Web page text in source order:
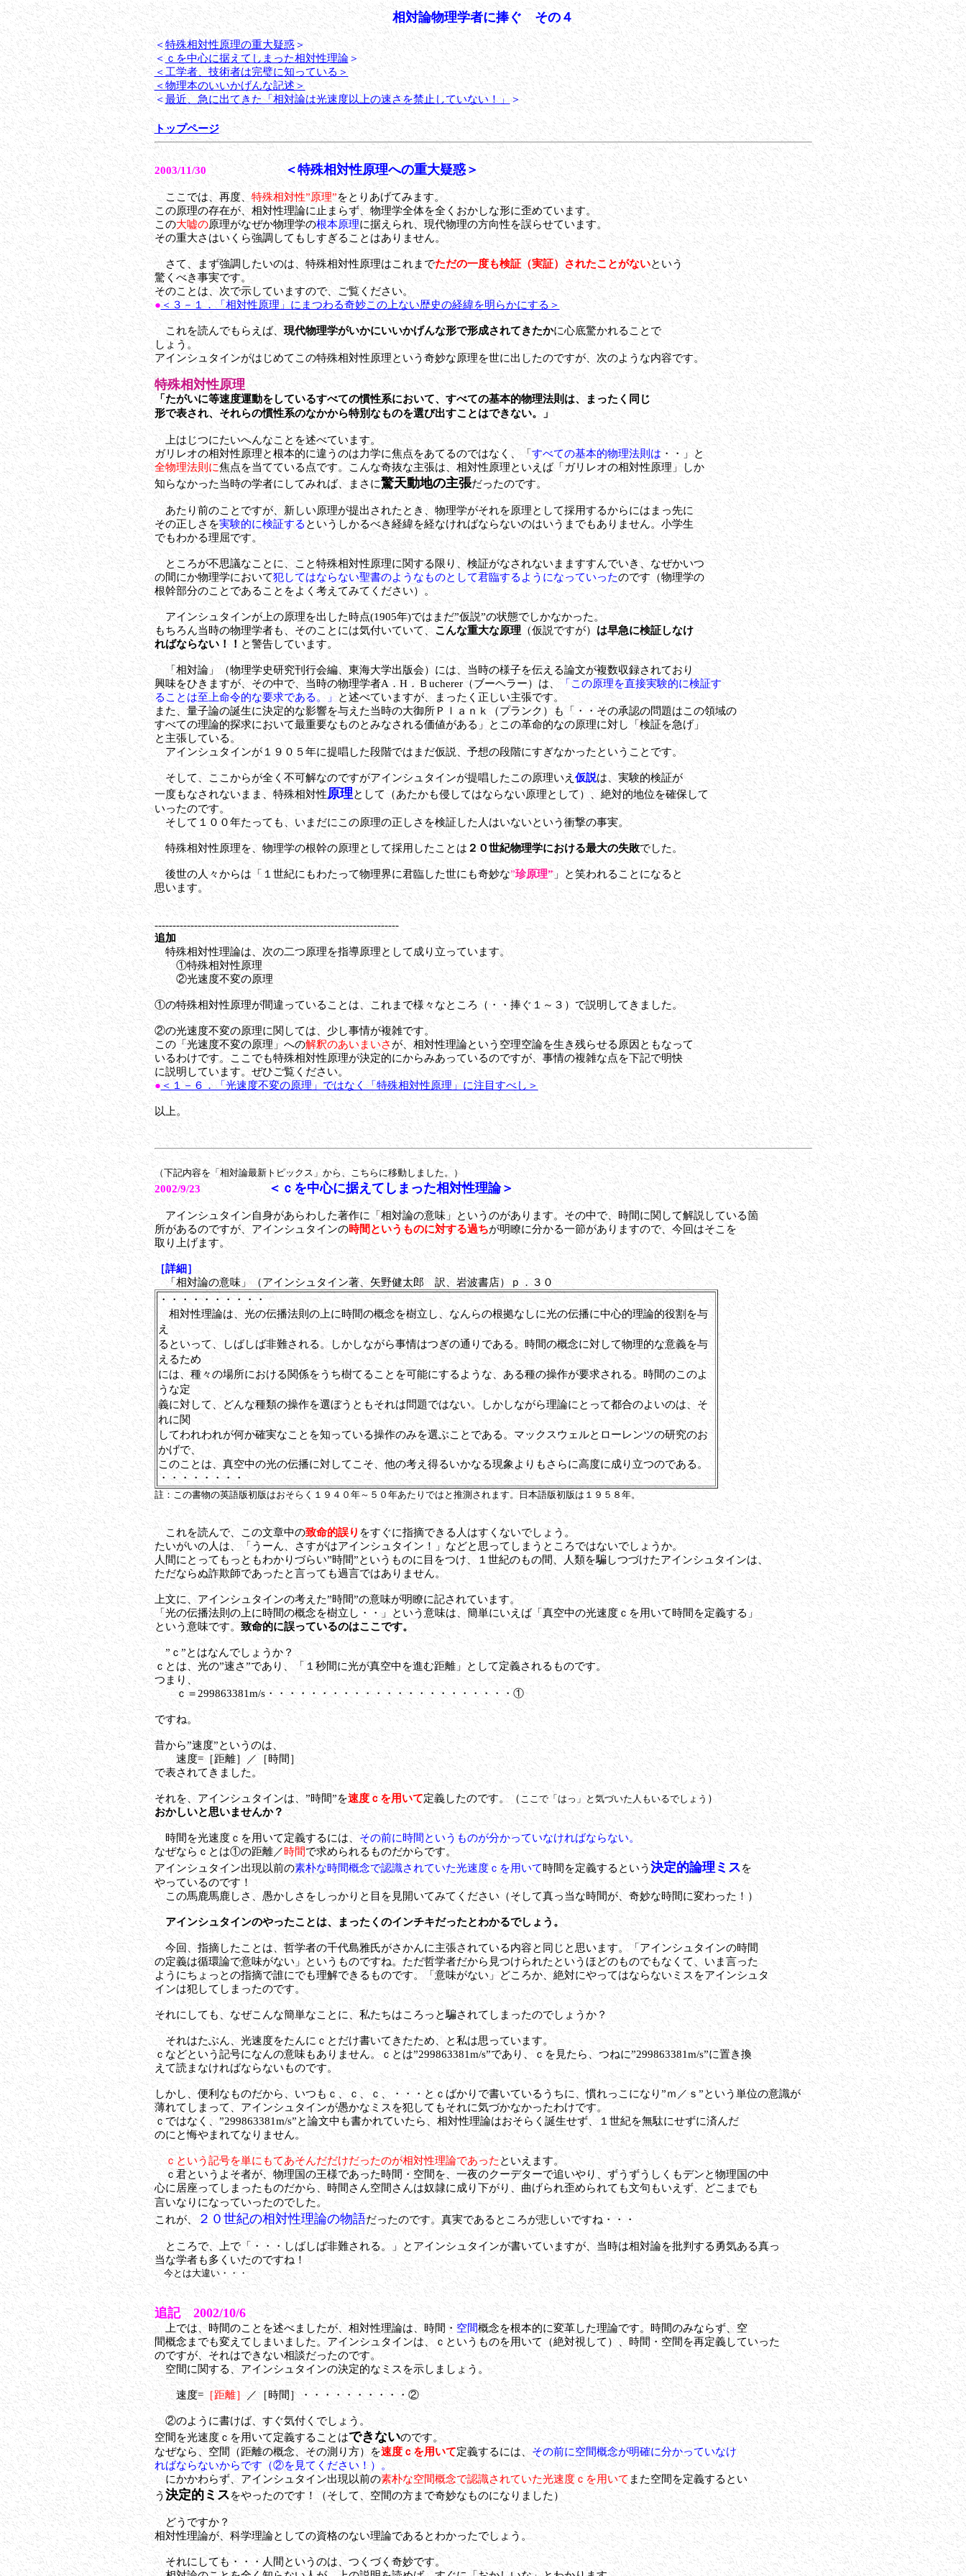
相対論物理学者に捧ぐ その４
＜特殊相対性原理の重大疑惑＞
＜ ｃを中心に据えてしまった相対性理論＞
＜工学者、技術者は完璧に知っている＞
＜物理本のいいかげんな記述＞
＜最近、急に出てきた「相対論は光速度以上の速さを禁止していない！」 ＞
トップページ
2003/11/30 ＜特殊相対性原理への重大疑惑＞
ここでは、再度、 特殊相対性”原理”をとりあげてみます。
この原理の存在が、相対性理論に止まらず、物理学全体を全くおかしな形に歪めています。
この大嘘の原理がなぜか物理学の根本原理に据えられ、現代物理の方向性を誤らせています。
その重大さはいくら強調してもしすぎることはありません。
さて、まず強調したいのは、特殊相対性原理はこれまでただの一度も検証（実証）されたことがないという
驚くべき事実です。
そのことは、次で示していますので、ご覧ください。
● ＜３－１．「相対性原理」にまつわる奇妙この上ない歴史の経緯を明らかにする＞
これを読んでもらえば、現代物理学がいかにいいかげんな形で形成されてきたかに心底驚かれることで
しょう。
アインシュタインがはじめてこの特殊相対性原理という奇妙な原理を世に出したのですが、次のような内容です。
特殊相対性原理
「たがいに等速度運動をしているすべての慣性系において、すべての基本的物理法則は、まったく同じ
形で表され、それらの慣性系のなかから特別なものを選び出すことはできない。」
上はじつにたいへんなことを述べています。
ガリレオの相対性原理と根本的に違うのは力学に焦点をあてるのではなく、「 すべての基本的物理法則は ・・」と
全物理法則に焦点を当てている点です。こんな奇抜な主張は、相対性原理といえば「ガリレオの相対性原理」しか
知らなかった当時の学者にしてみれば、まさに驚天動地の主張だったのです。
あたり前のことですが、新しい原理が提出されたとき、物理学がそれを原理として採用するからにはまっ先に
その正しさを実験的に検証する というしかるべき経緯を経なければならないのはいうまでもありません。小学生
でもわかる理屈です。
ところが不思議なことに、こと特殊相対性原理に関する限り、検証がなされないまますすんでいき、なぜかいつ
の間にか物理学において犯してはならない聖書のようなものとして君臨するようになっていったのです（物理学の
根幹部分のことであることをよく考えてみてください）。
アインシュタインが上の原理を出した時点(1905年)ではまだ”仮説”の状態でしかなかった。
もちろん当時の物理学者も、そのことには気付いていて、 こんな重大な原理（仮説ですが） は早急に検証しなけ
ればならない！！ と警告しています。
「相対論」（物理学史研究刊行会編、東海大学出版会）には、当時の様子を伝える論文が複数収録されており
興味をひきますが、その中で、当時の物理学者A．H．Ｂucherer（ブーヘラー）は、
「この原理を直接実験的に検証す
ることは至上命令的な要求である。」 と述べていますが、まったく正しい主張です。
また、量子論の誕生に決定的な影響を与えた当時の大御所Ｐｌａｎｋ（プランク）も「
・・その承認の問題はこの領域の
すべての理論的探求において最重要なものとみなされる価値がある」
とこの革命的なの原理に対し「検証を急げ」
と主張している。
アインシュタインが１９０５年に提唱した段階ではまだ仮説、予想の段階にすぎなかったということです。
そして、ここからが全く不可解なのですがアインシュタインが提唱したこの原理いえ 仮説は、実験的検証が
一度もなされないまま、特殊相対性原理として（あたかも侵してはならない原理として）、絶対的地位を確保して
いったのです。
そして１００年たっても、いまだにこの原理の正しさを検証した人はいないという衝撃の事実。
特殊相対性原理を、物理学の根幹の原理として採用したことは ２０世紀物理学における最大の失敗でした。
後世の人々からは「１世紀にもわたって物理界に君臨した世にも奇妙な”珍原理”」と笑われることになると
思います。
--------------------------------------------------------------------
追加
特殊相対性理論は、次の二つ原理を指導原理として成り立っています。
①特殊相対性原理
②光速度不変の原理
①の特殊相対性原理が間違っていることは、これまで様々なところ（・・捧ぐ１～３）で説明してきました。
②の光速度不変の原理に関しては、少し事情が複雑です。
この「光速度不変の原理」への解釈のあいまいさが、相対性理論という空理空論を生き残らせる原因ともなって
いるわけです。ここでも特殊相対性原理が決定的にからみあっているのですが、事情の複雑な点を下記で明快
に説明しています。ぜひご覧ください。
● ＜１－６．「光速度不変の原理」ではなく「特殊相対性原理」に注目すべし＞
以上。
（下記内容を「相対論最新トピックス」から、こちらに移動しました。）
2002/9/23 ＜ｃを中心に据えてしまった相対性理論＞
アインシュタイン自身があらわした著作に「相対論の意味」というのがあります。その中で、時間に関して解説している箇
所があるのですが、アインシュタインの時間というものに対する過ちが明瞭に分かる一節がありますので、今回はそこを
取り上げます。
［詳細］
「相対論の意味」（アインシュタイン著、矢野健太郎 訳、岩波書店）ｐ．３０
・・・・・・・・・・
相対性理論は、光の伝播法則の上に時間の概念を樹立し、なんらの根拠なしに光の伝播に中心的理論的役割を与
え
るといって、しばしば非難される。しかしながら事情はつぎの通りである。時間の概念に対して物理的な意義を与
えるため
には、種々の場所における関係をうち樹てることを可能にするような、ある種の操作が要求される。時間のこのよ
うな定
義に対して、どんな種類の操作を選ぼうともそれは問題ではない。しかしながら理論にとって都合のよいのは、そ
れに関
してわれわれが何か確実なことを知っている操作のみを選ぶことである。マックスウェルとローレンツの研究のお
かげで、
このことは、真空中の光の伝播に対してこそ、他の考え得るいかなる現象よりもさらに高度に成り立つのである。
・・・・・・・・
註：この書物の英語版初版はおそらく１９４０年～５０年あたりではと推測されます。日本語版初版は１９５８年。
これを読んで、この文章中の致命的誤り をすぐに指摘できる人はすくないでしょう。
たいがいの人は、「うーん、さすがはアインシュタイン！」などと思ってしまうところではないでしょうか。
人間にとってもっともわかりづらい”時間”というものに目をつけ、１世紀のもの間、人類を騙しつづけたアインシュタインは、
ただならぬ詐欺師であったと言っても過言ではありません。
上文に、アインシュタインの考えた”時間”の意味が明瞭に記されています。
「光の伝播法則の上に時間の概念を樹立し・・」という意味は、簡単にいえば「真空中の光速度ｃを用いて時間を定義する」
という意味です。 致命的に誤っているのはここです。
”ｃ”とはなんでしょうか？
ｃとは、光の”速さ”であり、「１秒間に光が真空中を進む距離」として定義されるものです。
つまり、
ｃ＝299863381m/s・・・・・・・・・・・・・・・・・・・・・・・①
ですね。
昔から”速度”というのは、
速度=［距離］／［時間］
で表されてきました。
それを、アインシュタインは、”時間”を速度ｃを用いて定義したのです。（ ここで「はっ」と気づいた人もいるでしょう ）
おかしいと思いませんか？
時間を光速度ｃを用いて定義するには、 その前に時間というものが分かっていなければならない。
なぜならｃとは①の距離／時間で求められるものだからです。
アインシュタイン出現以前の素朴な時間概念で認識されていた光速度ｃを用いて時間を定義するという 決定的論理ミスを
やっているのです！
この馬鹿馬鹿しさ、愚かしさをしっかりと目を見開いてみてください（そして真っ当な時間が、奇妙な時間に変わった！）
アインシュタインのやったことは、まったくのインチキだったとわかるでしょう。
今回、指摘したことは、哲学者の千代島雅氏がさかんに主張されている内容と同じと思います。「アインシュタインの時間
の定義は循環論で意味がない」というものですね。ただ哲学者だから見つけられたというほどのものでもなくて、いま言った
ようにちょっとの指摘で誰にでも理解できるものです。「意味がない」どころか、絶対にやってはならないミスをアインシュタ
インは犯してしまったのです。
それにしても、なぜこんな簡単なことに、私たちはころっと騙されてしまったのでしょうか？
それはたぶん、 光速度をたんにｃとだけ書いてきたため、と私は思っています。
ｃなどという記号になんの意味もありません。ｃとは”299863381m/s”であり、ｃを見たら、つねに”299863381m/s”に置き換
えて読まなければならないものです。
しかし、便利なものだから、いつもｃ、ｃ、ｃ、・・・とｃばかりで書いているうちに、慣れっこになり”ｍ／ｓ”という単位の意識が
薄れてしまって、アインシュタインが愚かなミスを犯してもそれに気づかなかったわけです。
ｃではなく、”299863381m/s”と論文中も書かれていたら、相対性理論はおそらく誕生せず、１世紀を無駄にせずに済んだ
のにと悔やまれてなりません。
ｃという記号を単にもてあそんだだけだったのが相対性理論であった といえます。
ｃ君というよそ者が、物理国の王様であった時間・空間を、一夜のクーデターで追いやり、ずうずうしくもデンと物理国の中
心に居座ってしまったものだから、時間さん空間さんは奴隷に成り下がり、曲げられ歪められても文句もいえず、どこまでも
言いなりになっていったのでした。
これが、
２０世紀の相対性理論の物語だったのです。真実であるところが悲しいですね・・・
ところで、上で「・・・しばしば非難される。」とアインシュタインが書いていますが、当時は相対論を批判する勇気ある真っ
当な学者も多くいたのですね！
今とは大違い・・・
追記 2002/10/6
上では、時間のことを述べましたが、相対性理論は、時間・ 空間概念を根本的に変革した理論です。時間のみならず、空
間概念までも変えてしまいました。アインシュタインは、ｃというものを用いて（絶対視して）、時間・空間を再定義していった
のですが、それはできない相談だったのです。
空間に関する、アインシュタインの決定的なミスを示しましょう。
速度=［距離］ ／［時間］・・・・・・・・・・②
②のように書けば、すぐ気付くでしょう。
空間を光速度ｃを用いて定義することはできないのです。
なぜなら、空間（距離の概念、その測り方）を速度ｃを用いて定義するには、 その前に空間概念が明確に分かっていなけ
ればならないからです（②を見てください！）。
にかかわらず、アインシュタイン出現以前の素朴な空間概念で認識されていた光速度ｃを用いて また空間 を定義するとい
う 決定的ミスをやったのです！（そして、空間の方まで奇妙なものになりました）
どうですか？
相対性理論が、科学理論としての資格のない理論であるとわかったでしょう。
それにしても・・・人間というのは、つくづく奇妙です。